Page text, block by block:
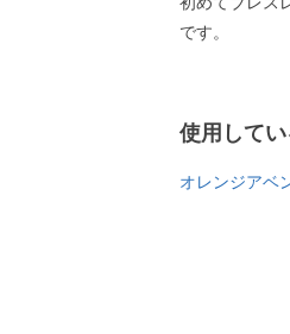
です。
使用して
オレンジアベ